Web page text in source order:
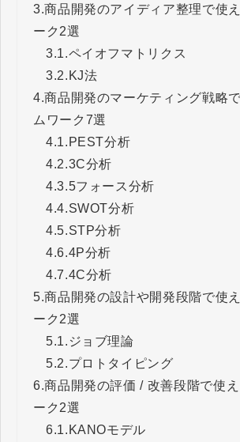
3.商品開発のアイディア整理で使
ーク2選
3.1.ペイオフマトリクス
3.2. KJ法
4.商品開発のマーケティング戦略
ムワーク7選
4.1. PEST分析
4.2.3C分析
4.3.5フォース分析
4.4.SWOT分析
4.5.STP分析
4.6.4P分析
4.7.4C分析
5.商品開発の設計や開発段階で使
ーク2選
5.1. ジョブ理論
5.2.プロトタイピング
6.商品開発の評価 / 改善段階で使
ーク2選
6.1. KANOモデル